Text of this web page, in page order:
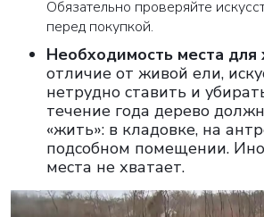
Обязательно проверяйте
перед покупкой.
Необходимость места для
отличие от живой ели,
нетрудно ставить и
течение года дерево
«жить»: в кладовке, на
подсобном помещении.
места не хватает.